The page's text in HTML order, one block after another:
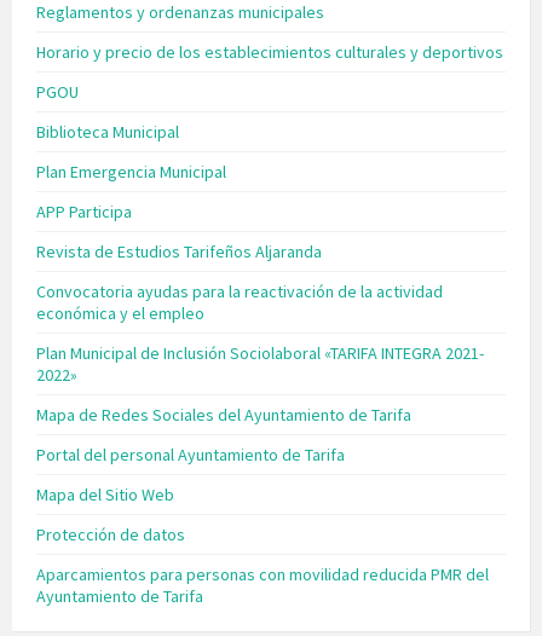
Reglamentos y ordenanzas municipales
Horario y precio de los establecimientos culturales y deportivos
PGOU
Biblioteca Municipal
Plan Emergencia Municipal
APP Participa
Revista de Estudios Tarifeños Aljaranda
Convocatoria ayudas para la reactivación de la actividad
económica y el empleo
Plan Municipal de Inclusión Sociolaboral «TARIFA INTEGRA 2021-
2022»
Mapa de Redes Sociales del Ayuntamiento de Tarifa
Portal del personal Ayuntamiento de Tarifa
Mapa del Sitio Web
Protección de datos
Aparcamientos para personas con movilidad reducida PMR del
Ayuntamiento de Tarifa